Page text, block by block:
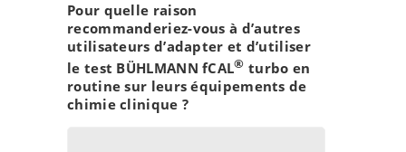
Pour quelle raison
recommanderiez-vous à d’autres
utilisateurs d’adapter et d’utiliser
le test BÜHLMANN fCAL® turbo en
routine sur leurs équipements de
chimie clinique ?